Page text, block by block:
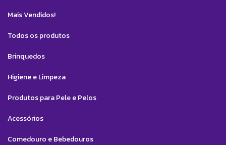
Mais Vendidos!
Todos os produtos
Brinquedos
Higiene e Limpeza
Produtos para Pele e Pelos
Acessórios
Comedouro e Bebedouros